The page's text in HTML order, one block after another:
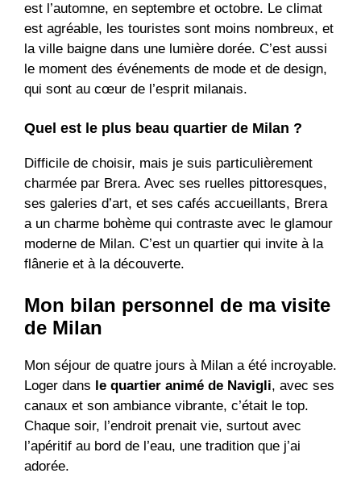
est l’automne, en septembre et octobre. Le climat
est agréable, les touristes sont moins nombreux, et
la ville baigne dans une lumière dorée. C’est aussi
le moment des événements de mode et de design,
qui sont au cœur de l’esprit milanais.
Quel est le plus beau quartier de Milan ?
Difficile de choisir, mais je suis particulièrement
charmée par Brera. Avec ses ruelles pittoresques,
ses galeries d’art, et ses cafés accueillants, Brera
a un charme bohème qui contraste avec le glamour
moderne de Milan. C’est un quartier qui invite à la
flânerie et à la découverte.
Mon bilan personnel de ma visite
de Milan
Mon séjour de quatre jours à Milan a été incroyable.
Loger dans le quartier animé de Navigli, avec ses
canaux et son ambiance vibrante, c’était le top.
Chaque soir, l’endroit prenait vie, surtout avec
l’apéritif au bord de l’eau, une tradition que j’ai
adorée.